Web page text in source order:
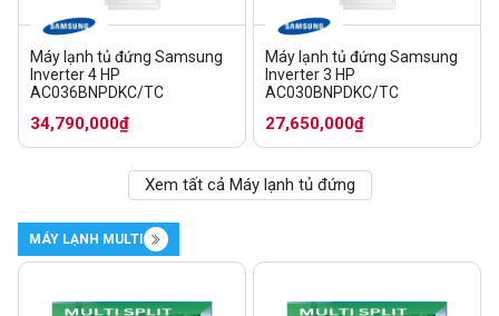
Máy lạnh tủ đứng Samsung
Inverter 4 HP
AC036BNPDKC/TC
34,790,000₫
Máy lạnh tủ đứng Samsung
Inverter 3 HP
AC030BNPDKC/TC
27,650,000₫
Xem tất cả Máy lạnh tủ đứng
MÁY LẠNH MULTI